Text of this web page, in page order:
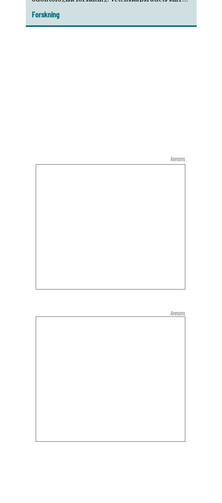
beviljandegraden har sjunkit under de senaste
tio åren. En ny satsning på en nationell forskar­
Forskning
Annons
Annons